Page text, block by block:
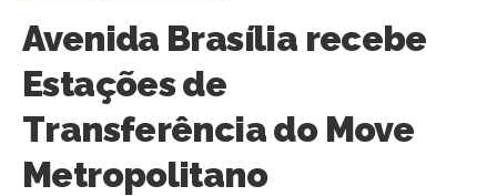
Avenida Brasília recebe
Estações de
Transferência do Move
Metropolitano